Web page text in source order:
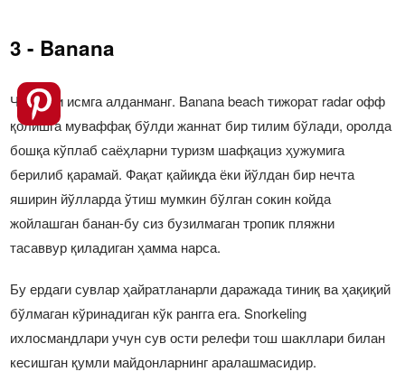
3 - Banana
Чиройли исмга алданманг. Banana beach тижорат radar офф
қолишга муваффақ бўлди жаннат бир тилим бўлади, оролда
бошқа кўплаб саёҳларни туризм шафқациз ҳужумига
берилиб қарамай. Фақат қайиқда ёки йўлдан бир нечта
яширин йўлларда ўтиш мумкин бўлган сокин койда
жойлашган банан-бу сиз бузилмаган тропик пляжни
тасаввур қиладиган ҳамма нарса.
Бу ердаги сувлар ҳайратланарли даражада тиниқ ва ҳақиқий
бўлмаган кўринадиган кўк рангга ега. Snorkeling
ихлосмандлари учун сув ости релефи тош шакллари билан
кесишган қумли майдонларнинг аралашмасидир.